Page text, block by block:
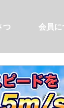
つ 会員に